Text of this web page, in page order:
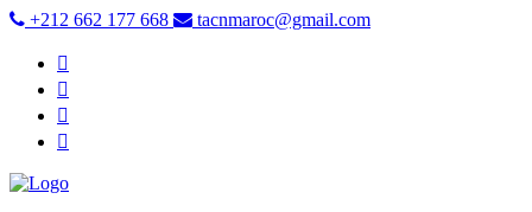
+212 662 177 668 tacnmaroc@gmail.com